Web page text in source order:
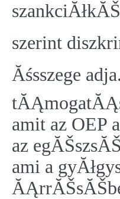
szerint
Ăśsszege
amit az OEP
az
ami a